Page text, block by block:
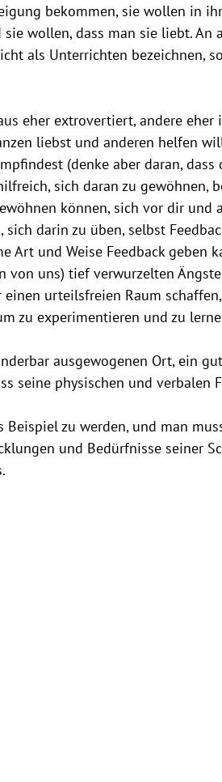
bekommen, sie wollen in
wollen, dass man sie liebt. An
als Unterrichten bezeichnen,
eher extrovertiert, andere
liebst und anderen helfen
(denke aber daran, dass
sich daran zu gewöhnen,
können, sich vor dir und
darin zu üben, selbst
Art und Weise Feedback geben
von uns) tief verwurzelten
einen urteilsfreien Raum
zu experimentieren und zu
ausgewogenen Ort, ein
seine physischen und verbalen
und Bedürfnisse seiner